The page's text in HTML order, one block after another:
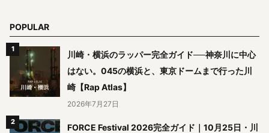
POPULAR
川崎・横浜のラッパー完全ガイド──神奈川に中心
はない。045の横浜と、東京ドームまで行った川
崎【Rap Atlas】
2026年7月27日
FORCE Festival 2026完全ガイド｜10月25日・川